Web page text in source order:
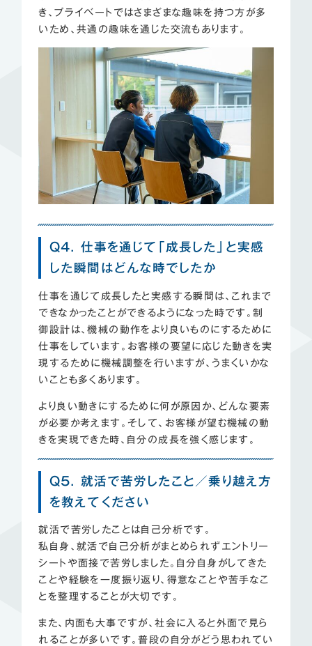
き、プライベートではさまざまな趣味を持つ方が多
いため、共通の趣味を通じた交流もあります。
Q4. 仕事を通じて「成長した」と実感
した瞬間はどんな時でしたか
仕事を通じて成長したと実感する瞬間は、これまで
できなかったことができるようになった時です。制
御設計は、機械の動作をより良いものにするために
仕事をしています。お客様の要望に応じた動きを実
現するために機械調整を行いますが、うまくいかな
いことも多くあります。
より良い動きにするために何が原因か、どんな要素
が必要か考えます。そして、お客様が望む機械の動
きを実現できた時、自分の成長を強く感じます。
Q5. 就活で苦労したこと／乗り越え方
を教えてください
就活で苦労したことは自己分析です。
私自身、就活で自己分析がまとめられずエントリー
シートや面接で苦労しました。自分自身がしてきた
ことや経験を一度振り返り、得意なことや苦手なこ
とを整理することが大切です。
また、内面も大事ですが、社会に入ると外面で見ら
れることが多いです。普段の自分がどう思われてい